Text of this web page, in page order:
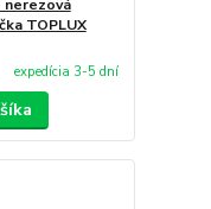
nerezová
TOPLUX
expedícia 3-5 dní